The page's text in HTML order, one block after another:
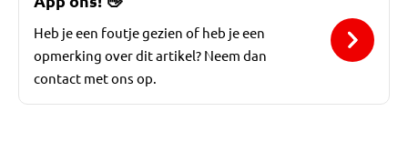
Heb je een foutje gezien of heb je een
opmerking over dit artikel? Neem dan
contact met ons op.